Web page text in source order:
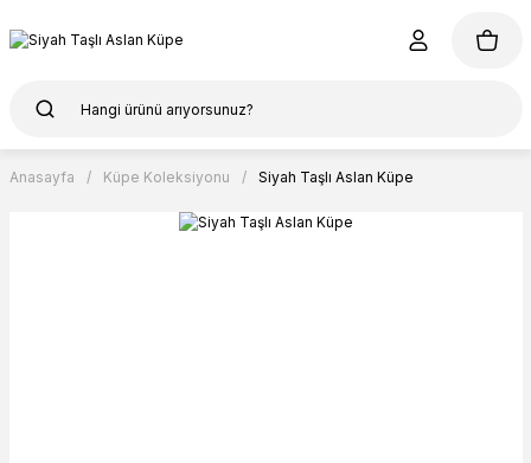
Anasayfa Küpe Koleksiyonu Siyah Taşlı Aslan Küpe